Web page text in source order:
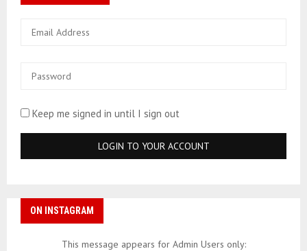
Keep me signed in until I sign out
ON INSTAGRAM
This message appears for Admin Users only: